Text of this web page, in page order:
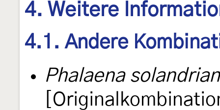
4. Weitere
4.1. Andere
Phalaena